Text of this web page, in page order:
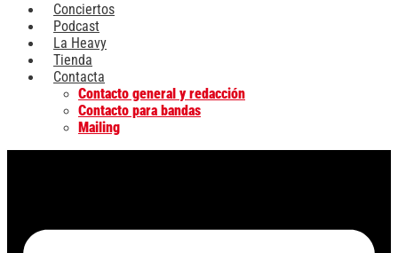
Conciertos
Podcast
La Heavy
Tienda
Contacta
Contacto general y redacción
Contacto para bandas
Mailing